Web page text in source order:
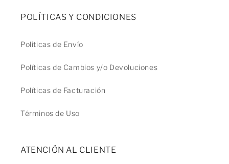
POLÍTICAS Y CONDICIONES
Politicas de Envío
Políticas de Cambios y/o Devoluciones
Políticas de Facturación
Términos de Uso
ATENCIÓN AL CLIENTE